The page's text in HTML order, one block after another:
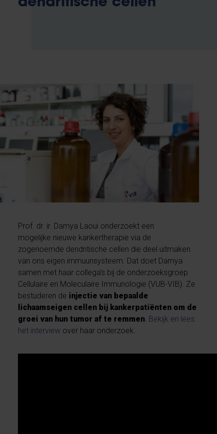
Prof. dr. ir. Damya Laoui onderzoekt een
mogelijke nieuwe kankertherapie via de
zogenoemde dendritische cellen die deel uitmaken
van ons eigen immuunsysteem. Dat doet Damya
samen met haar collega’s bij de onderzoeksgroep
Cellulaire en Moleculaire Immunologie (VUB-VIB). Ze
bestuderen de injectie van bepaalde
lichaamseigen cellen bij kankerpatiënten om de
groei van hun tumor af te remmen Bekijk en lees
het interview over haar onderzoek.